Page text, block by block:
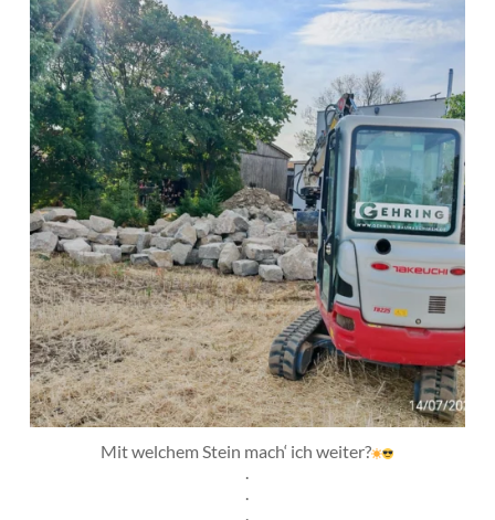
gehring_baumaschinen
Juli 14
Mit welchem Stein mach‘ ich weiter?